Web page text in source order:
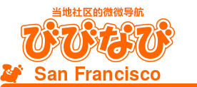
San Francisco